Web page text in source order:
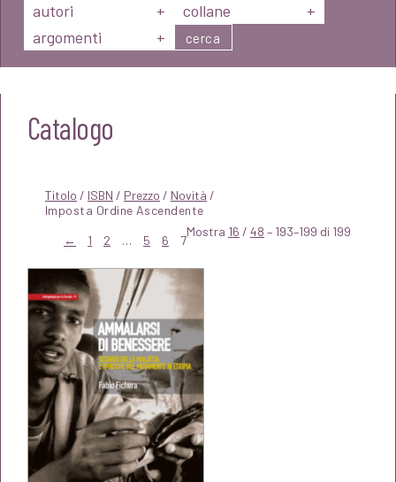
autori
+ collane
+
argomenti
+ cerca
Catalogo
Titolo / ISBN / Prezzo / Novità /
Mostra 16 / 48 – 193–199 di 199
← 1 2 … 5 6 7